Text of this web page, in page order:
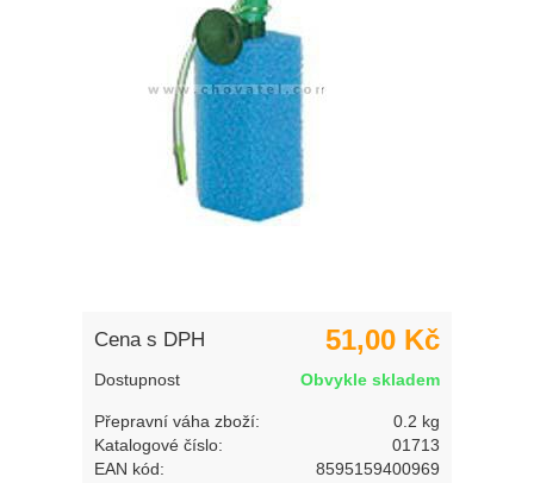
Cena s DPH 51,00 Kč
Dostupnost Obvykle skladem
Přepravní váha zboží:
0.2 kg
Katalogové číslo:
01713
EAN kód:
8595159400969